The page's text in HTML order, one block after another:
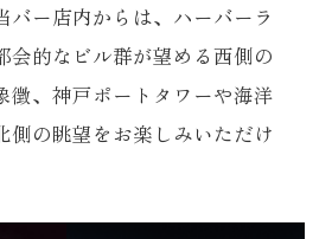
バー店内からは、ハーバーラ
会的なビル群が望める西側の
徴、神戸ポートタワーや海洋
側の眺望をお楽しみいただけ